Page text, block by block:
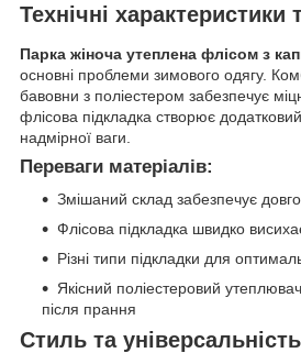
Технічні характеристики
Парка жіноча утеплена флісом з
основні проблеми зимового одягу.
бавовни з поліестером забезпечує
флісова підкладка створює
надмірної ваги.
Переваги матеріалів:
Змішаний склад забезпечує
Флісова підкладка швидко
Різні типи підкладки для
Якісний поліестеровий
після прання
Стиль та універсальність